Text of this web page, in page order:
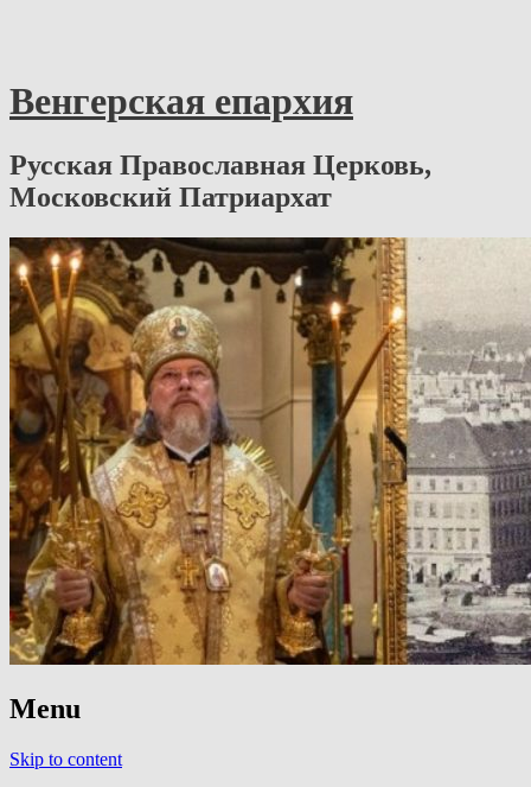
Венгерская епархия
Русская Православная Церковь,
Московский Патриархат
Menu
Skip to content